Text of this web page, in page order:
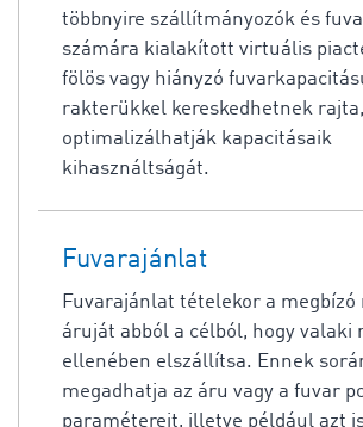
többnyire szállítmányozók és
számára kialakított virtuális
fölös vagy hiányzó
rakterükkel kereskedhetnek
optimalizálhatják kapacitásaik
kihasználtságát.
Fuvarajánlat
Fuvarajánlat tételekor a megbízó
áruját abból a célból, hogy valaki
ellenében elszállítsa. Ennek
megadhatja az áru vagy a fuvar
paramétereit, illetve például azt